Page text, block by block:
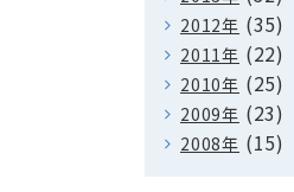
2012年 (35)
2011年 (22)
2010年 (25)
2009年 (23)
2008年 (15)